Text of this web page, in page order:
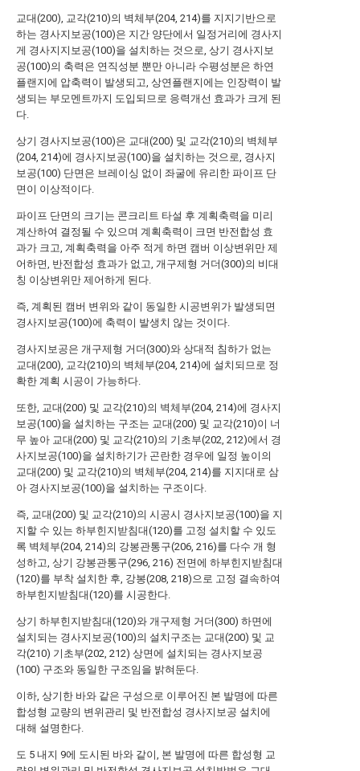
교대(200), 교각(210)의 벽체부(204, 214)를 지지기반으로
하는 경사지보공(100)은 지간 양단에서 일정거리에 경사지
게 경사지지보공(100)을 설치하는 것으로, 상기 경사지보
공(100)의 축력은 연직성분 뿐만 아니라 수평성분은 하연
플랜지에 압축력이 발생되고, 상연플랜지에는 인장력이 발
생되는 부모멘트까지 도입되므로 응력개선 효과가 크게 된
다.
상기 경사지보공(100)은 교대(200) 및 교각(210)의 벽체부
(204, 214)에 경사지보공(100)을 설치하는 것으로, 경사지
보공(100) 단면은 브레이싱 없이 좌굴에 유리한 파이프 단
면이 이상적이다.
파이프 단면의 크기는 콘크리트 타설 후 계획축력을 미리
계산하여 결정될 수 있으며 계획축력이 크면 반전합성 효
과가 크고, 계획축력을 아주 적게 하면 캠버 이상변위만 제
어하면, 반전합성 효과가 없고, 개구제형 거더(300)의 비대
칭 이상변위만 제어하게 된다.
즉, 계획된 캠버 변위와 같이 동일한 시공변위가 발생되면
경사지보공(100)에 축력이 발생치 않는 것이다.
경사지보공은 개구제형 거더(300)와 상대적 침하가 없는
교대(200), 교각(210)의 벽체부(204, 214)에 설치되므로 정
확한 계획 시공이 가능하다.
또한, 교대(200) 및 교각(210)의 벽체부(204, 214)에 경사지
보공(100)을 설치하는 구조는 교대(200) 및 교각(210)이 너
무 높아 교대(200) 및 교각(210)의 기초부(202, 212)에서 경
사지보공(100)을 설치하기가 곤란한 경우에 일정 높이의
교대(200) 및 교각(210)의 벽체부(204, 214)를 지지대로 삼
아 경사지보공(100)을 설치하는 구조이다.
즉, 교대(200) 및 교각(210)의 시공시 경사지보공(100)을 지
지할 수 있는 하부힌지받침대(120)를 고정 설치할 수 있도
록 벽체부(204, 214)의 강봉관통구(206, 216)를 다수 개 형
성하고, 상기 강봉관통구(296, 216) 전면에 하부힌지받침대
(120)를 부착 설치한 후, 강봉(208, 218)으로 고정 결속하여
하부힌지받침대(120)를 시공한다.
상기 하부힌지받침대(120)와 개구제형 거더(300) 하면에
설치되는 경사지보공(100)의 설치구조는 교대(200) 및 교
각(210) 기초부(202, 212) 상면에 설치되는 경사지보공
(100) 구조와 동일한 구조임을 밝혀둔다.
이하, 상기한 바와 같은 구성으로 이루어진 본 발명에 따른
합성형 교량의 변위관리 및 반전합성 경사지보공 설치에
대해 설명한다.
도 5 내지 9에 도시된 바와 같이, 본 발명에 따른 합성형 교